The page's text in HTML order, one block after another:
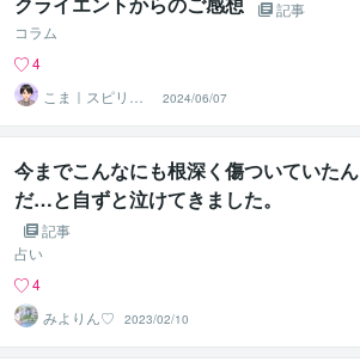
記事
コラム
4
こま｜スピリチ
ュアルライフ・
クリエイター
2024/06/07
今までこんなにも根深く傷ついていたん
だ…と自ずと泣けてきました。
記事
占い
4
みよりん♡
2023/02/10